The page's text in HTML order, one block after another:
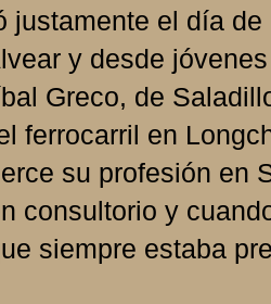
justamente el día
y desde
Greco, de
ferrocarril en
su profesión en
consultorio y
siempre estaba